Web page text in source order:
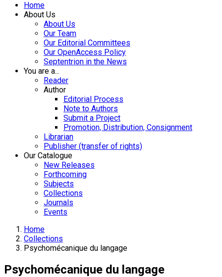
Home
About Us
About Us
Our Team
Our Editorial Committees
Our OpenAccess Policy
Septentrion in the News
You are a...
Reader
Author
Editorial Process
Note to Authors
Submit a Project
Promotion, Distribution, Consignment
Librarian
Publisher (transfer of rights)
Our Catalogue
New Releases
Forthcoming
Subjects
Collections
Journals
Events
Home
Collections
Psychomécanique du langage
Psychomécanique du langage